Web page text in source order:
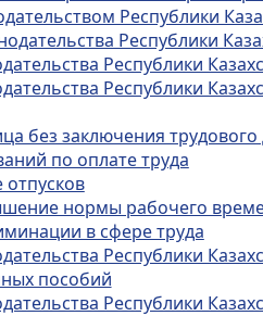
Республики
Республики
Республики
Республики
без заключения
по оплате труда
отпусков
нормы рабочего
в сфере труда
Республики
пособий
Республики